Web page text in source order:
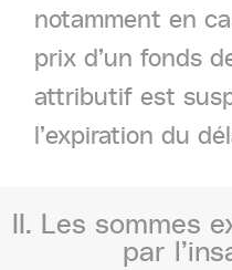
notamment en
prix d’un fonds
attributif est
l’expiration du
II. Les sommes
par